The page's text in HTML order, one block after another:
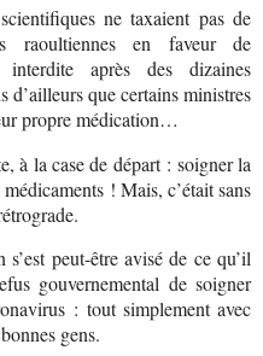
ne taxaient pas de
raoultiennes en faveur de
interdite après des dizaines
d’ailleurs que certains ministres
propre médication…
à la case de départ : soigner la
! Mais, c’était sans
peut-être avisé de ce qu’il
gouvernemental de soigner
: tout simplement avec
gens.